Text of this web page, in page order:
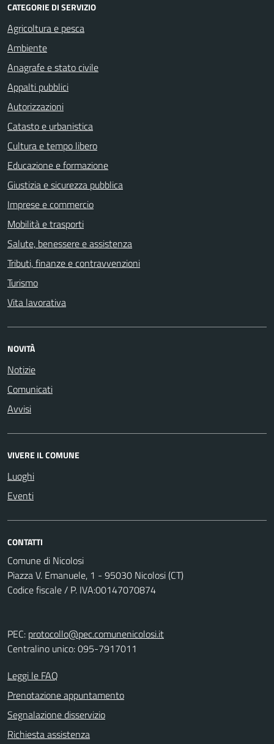
CATEGORIE DI SERVIZIO
Agricoltura e pesca
Ambiente
Anagrafe e stato civile
Appalti pubblici
Autorizzazioni
Catasto e urbanistica
Cultura e tempo libero
Educazione e formazione
Giustizia e sicurezza pubblica
Imprese e commercio
Mobilità e trasporti
Salute, benessere e assistenza
Tributi, finanze e contravvenzioni
Turismo
Vita lavorativa
NOVITÀ
Notizie
Comunicati
Avvisi
VIVERE IL COMUNE
Luoghi
Eventi
CONTATTI
Comune di Nicolosi
Piazza V. Emanuele, 1 - 95030 Nicolosi (CT)
Codice fiscale / P. IVA:00147070874
PEC: protocollo@pec.comunenicolosi.it
Centralino unico: 095-7917011
Leggi le FAQ
Prenotazione appuntamento
Segnalazione disservizio
Richiesta assistenza